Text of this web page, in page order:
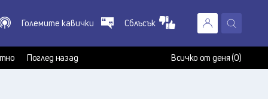
X
Големите кавички Сблъсък
Поглед назад Всичко от деня (0)